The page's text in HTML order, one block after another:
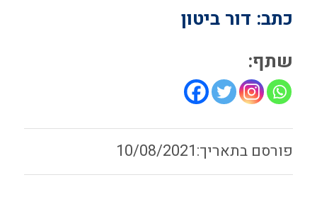
כתב: דור ביטון
שתף:
10/08/2021